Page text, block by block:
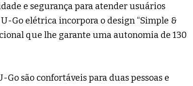
e segurança para atender usuários
Go elétrica incorpora o design “Simple &
que lhe garante uma autonomia de 130
são confortáveis para duas pessoas e